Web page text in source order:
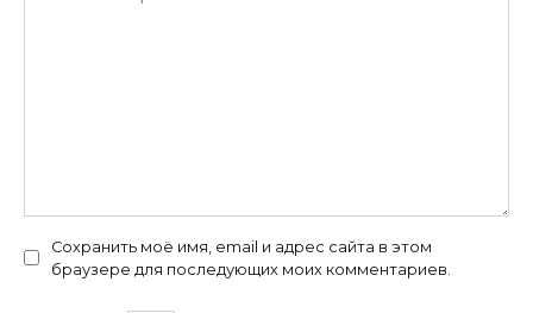
Сохранить моё имя, email и адрес сайта в этом
браузере для последующих моих комментариев.